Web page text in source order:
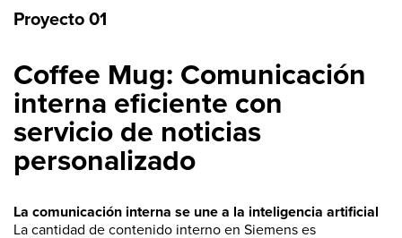
Proyecto 01
Coffee Mug: Comunicación
interna eficiente con
servicio de noticias
personalizado
La comunicación interna se une a la inteligencia artificial
La cantidad de contenido interno en Siemens es